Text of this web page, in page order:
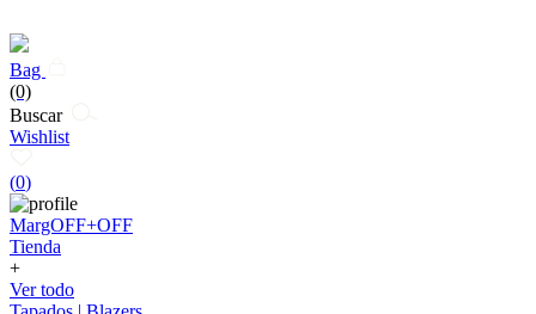
Bag
(0)
Buscar
Wishlist
(0)
MargOFF+OFF
Tienda
+
Ver todo